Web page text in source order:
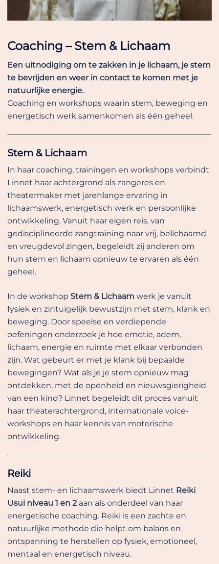
Coaching – Stem & Lichaam
Een uitnodiging om te zakken in je lichaam, je stem
te bevrijden en weer in contact te komen met je
natuurlijke energie.
Coaching en workshops waarin stem, beweging en
energetisch werk samenkomen als één geheel.
Stem & Lichaam
In haar coaching, trainingen en workshops verbindt
Linnet haar achtergrond als zangeres en
theatermaker met jarenlange ervaring in
lichaamswerk, energetisch werk en persoonlijke
ontwikkeling. Vanuit haar eigen reis, van
gedisciplineerde zangtraining naar vrij, belichaamd
en vreugdevol zingen, begeleidt zij anderen om
hun stem en lichaam opnieuw te ervaren als één
geheel.
In de workshop Stem & Lichaam werk je vanuit
fysiek en zintuigelijk bewustzijn met stem, klank en
beweging. Door speelse en verdiepende
oefeningen onderzoek je hoe emotie, adem,
lichaam, energie en ruimte met elkaar verbonden
zijn. Wat gebeurt er met je klank bij bepaalde
bewegingen? Wat als je je stem opnieuw mag
ontdekken, met de openheid en nieuwsgierigheid
van een kind? Linnet begeleidt dit proces vanuit
haar theaterachtergrond, internationale voice-
workshops en haar kennis van motorische
ontwikkeling.
Reiki
Naast stem- en lichaamswerk biedt Linnet Reiki
Usui niveau 1 en 2aan als onderdeel van haar
energetische coaching. Reiki is een zachte en
natuurlijke methode die helpt om balans en
ontspanning te herstellen op fysiek, emotioneel,
mentaal en energetisch niveau.